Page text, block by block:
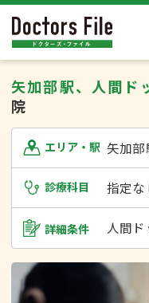
矢加部駅、人間ド
院
エリア・駅 矢加部
診療科目 指定な
詳細条件 人間